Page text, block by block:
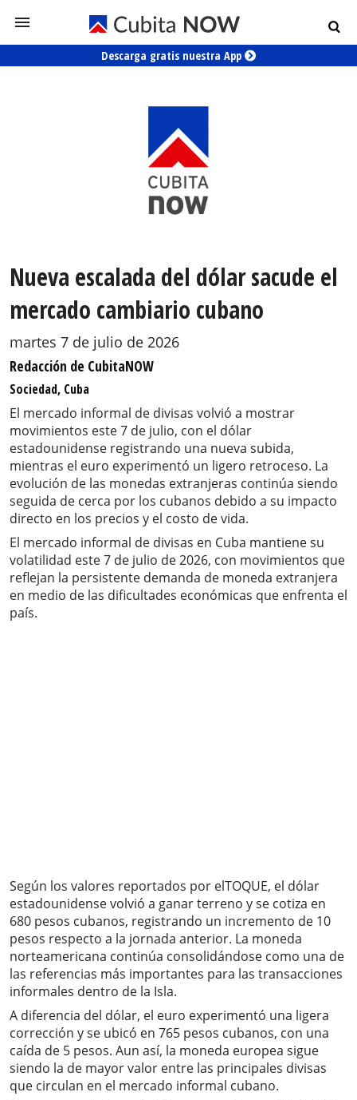
Descarga gratis nuestra App
Nueva escalada del dólar sacude el
mercado cambiario cubano
martes 7 de julio de 2026
Redacción de CubitaNOW
Sociedad, Cuba
El mercado informal de divisas volvió a mostrar
movimientos este 7 de julio, con el dólar
estadounidense registrando una nueva subida,
mientras el euro experimentó un ligero retroceso. La
evolución de las monedas extranjeras continúa siendo
seguida de cerca por los cubanos debido a su impacto
directo en los precios y el costo de vida.
El mercado informal de divisas en Cuba mantiene su
volatilidad este 7 de julio de 2026, con movimientos que
reflejan la persistente demanda de moneda extranjera
en medio de las dificultades económicas que enfrenta el
país.
Según los valores reportados por elTOQUE, el dólar
estadounidense volvió a ganar terreno y se cotiza en
680 pesos cubanos, registrando un incremento de 10
pesos respecto a la jornada anterior. La moneda
norteamericana continúa consolidándose como una de
las referencias más importantes para las transacciones
informales dentro de la Isla.
A diferencia del dólar, el euro experimentó una ligera
corrección y se ubicó en 765 pesos cubanos, con una
caída de 5 pesos. Aun así, la moneda europea sigue
siendo la de mayor valor entre las principales divisas
que circulan en el mercado informal cubano.